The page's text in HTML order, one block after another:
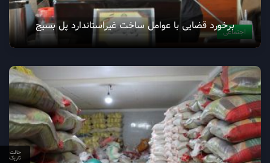
حالت
تاریک
اجتماعیبرخورد قضایی با عوامل ساخت غیراستاندارد پل بسیج